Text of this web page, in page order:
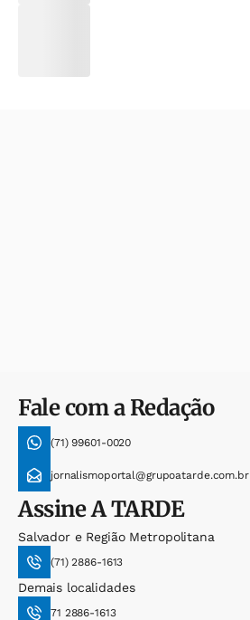
Fale com a Redação
(71) 99601-0020
jornalismoportal@grupoatarde.com.br
AssineA TARDE
Salvador e Região Metropolitana
(71) 2886-1613
Demais localidades
71 2886-1613